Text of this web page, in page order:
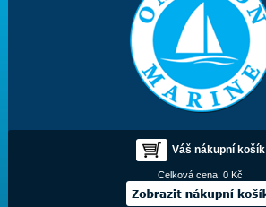
Váš nákupní košík
Celková cena:0 Kč